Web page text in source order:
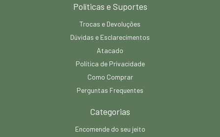
Políticas e Suportes
Trocas e Devoluções
Dúvidas e Esclarecimentos
Atacado
Política de Privacidade
Como Comprar
Perguntas Frequentes
Categorias
Encomende do seu jeito